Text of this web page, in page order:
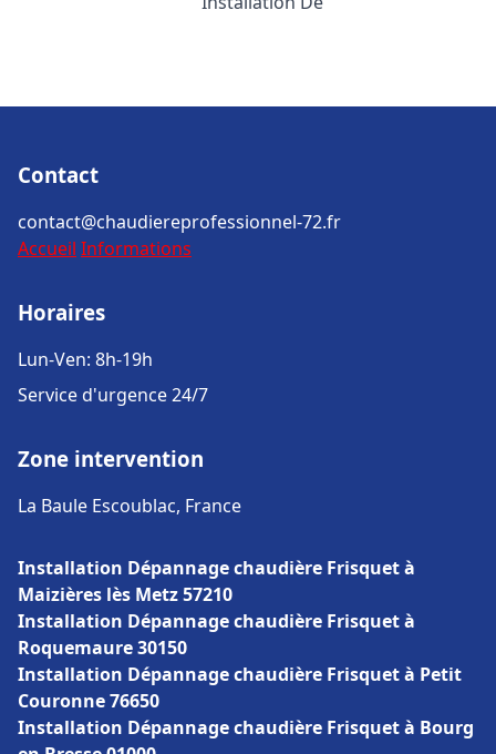
Contact
contact@chaudiereprofessionnel-72.fr
Accueil Informations
Horaires
Lun-Ven: 8h-19h
Service d'urgence 24/7
Zone intervention
La Baule Escoublac, France
Installation Dépannage chaudière Frisquet à
Maizières lès Metz 57210
Installation Dépannage chaudière Frisquet à
Roquemaure 30150
Installation Dépannage chaudière Frisquet à Petit
Couronne 76650
Installation Dépannage chaudière Frisquet à Bourg